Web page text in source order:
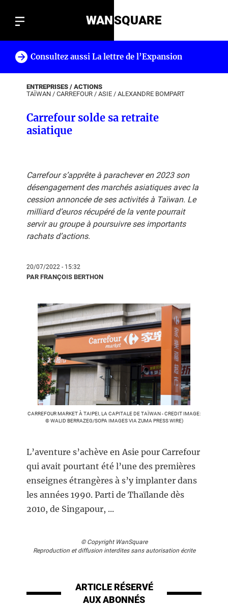
WANSQUARE
Consultez aussi La lettre de l’Expansion
ENTREPRISES / ACTIONS
TAÏWAN / CARREFOUR / ASIE / ALEXANDRE BOMPART
Carrefour solde sa retraite
asiatique
Carrefour s’apprête à parachever en 2023 son
désengagement des marchés asiatiques avec la
cession annoncée de ses activités à Taïwan. Le
milliard d’euros récupéré de la vente pourrait
servir au groupe à poursuivre ses importants
rachats d’actions.
20/07/2022 - 15:32
PAR FRANÇOIS BERTHON
CARREFOUR MARKET À TAIPEI, LA CAPITALE DE TAÏWAN - CREDIT IMAGE:
© WALID BERRAZEG/SOPA IMAGES VIA ZUMA PRESS WIRE)
L’aventure s’achève en Asie pour Carrefour
qui avait pourtant été l’une des premières
enseignes étrangères à s’y implanter dans
les années 1990. Parti de Thaïlande dès
2010, de Singapour, ...
© Copyright WanSquare
Reproduction et diffusion interdites sans autorisation écrite
ARTICLE RÉSERVÉ
AUX ABONNÉS